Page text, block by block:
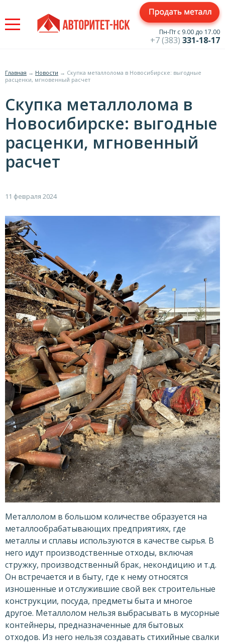
to
navigation
Пн-Пт с 9.00 до 17.00
+7 (383) 331-18-17
здесь
Главная → Новости → Скупка металлолома в Новосибирске: выгодные
расценки, мгновенный расчет
Скупка металлолома в
Новосибирске: выгодные
расценки, мгновенный
расчет
Металлолом в большом количестве образуется на
металлообрабатывающих предприятиях, где
металлы и сплавы используются в качестве сырья. В
него идут производственные отходы, включая
стружку, производственный брак, некондицию и т.д.
Он встречается и в быту, где к нему относятся
изношенные и отслужившие свой век строительные
конструкции, посуда, предметы быта и многое
другое. Металлолом нельзя выбрасывать в мусорные
контейнеры, предназначенные для бытовых
отходов. Из него нельзя создавать стихийные свалки